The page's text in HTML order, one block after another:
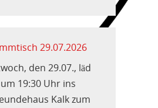
29.07.2026
den 29.07., läd
19:30 Uhr ins
Kalk zum